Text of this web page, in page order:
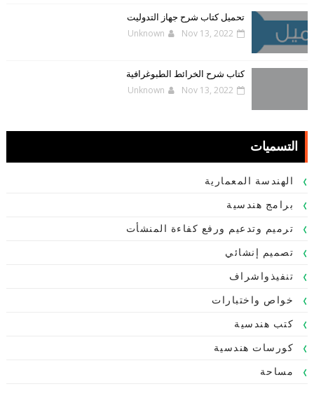
تحميل كتاب شرح جهاز التدوليت
Unknown Nov 13, 2022
كتاب شرح الخرائط الطبوغرافية
Unknown Nov 13, 2022
التسميات
الهندسة المعمارية
برامج هندسية
ترميم وتدعيم ورفع كفاءة المنشأت
تصميم إنشائي
تنفيذواشراف
خواص واختبارات
كتب هندسية
كورسات هندسية
مساحة